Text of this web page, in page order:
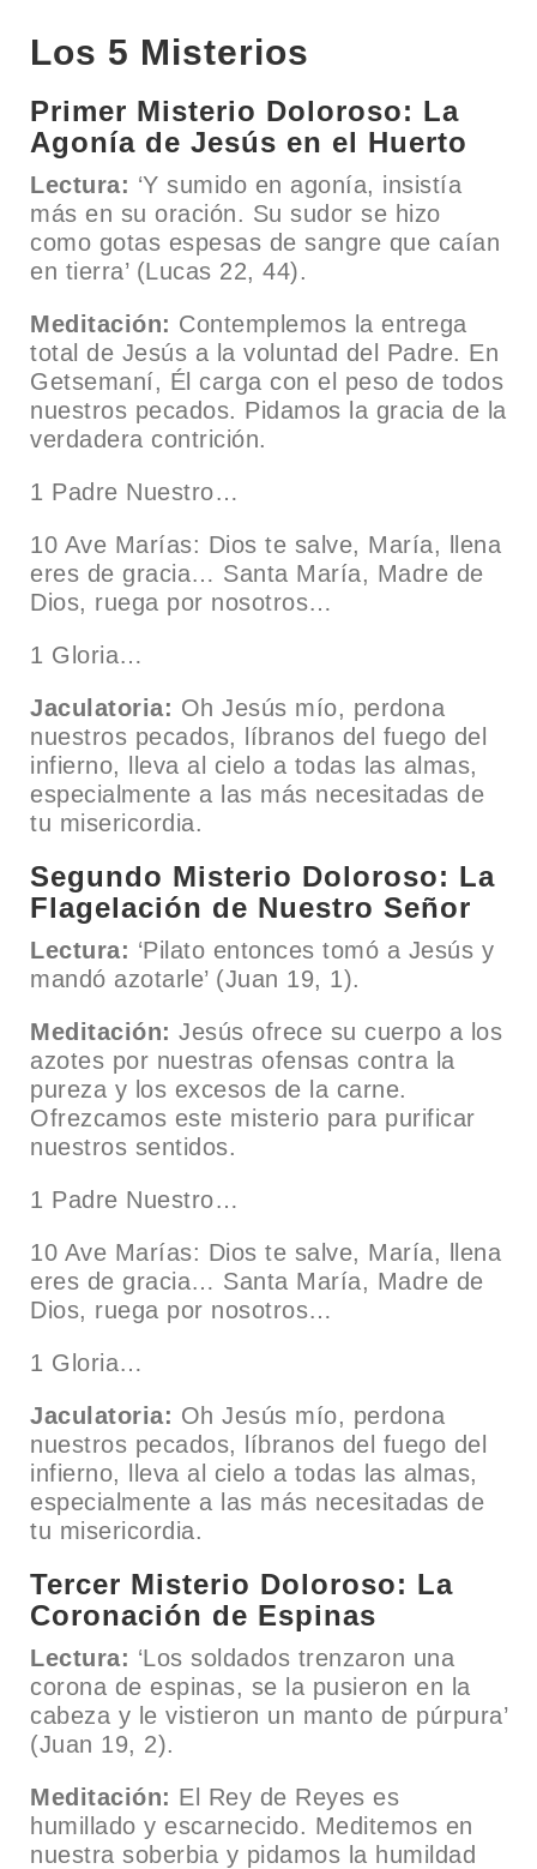
Los 5 Misterios
Primer Misterio Doloroso: La
Agonía de Jesús en el Huerto
Lectura: ‘Y sumido en agonía, insistía
más en su oración. Su sudor se hizo
como gotas espesas de sangre que caían
en tierra’ (Lucas 22, 44).
Meditación: Contemplemos la entrega
total de Jesús a la voluntad del Padre. En
Getsemaní, Él carga con el peso de todos
nuestros pecados. Pidamos la gracia de la
verdadera contrición.
1 Padre Nuestro…
10 Ave Marías: Dios te salve, María, llena
eres de gracia… Santa María, Madre de
Dios, ruega por nosotros…
1 Gloria…
Jaculatoria: Oh Jesús mío, perdona
nuestros pecados, líbranos del fuego del
infierno, lleva al cielo a todas las almas,
especialmente a las más necesitadas de
tu misericordia.
Segundo Misterio Doloroso: La
Flagelación de Nuestro Señor
Lectura: ‘Pilato entonces tomó a Jesús y
mandó azotarle’ (Juan 19, 1).
Meditación: Jesús ofrece su cuerpo a los
azotes por nuestras ofensas contra la
pureza y los excesos de la carne.
Ofrezcamos este misterio para purificar
nuestros sentidos.
1 Padre Nuestro…
10 Ave Marías: Dios te salve, María, llena
eres de gracia… Santa María, Madre de
Dios, ruega por nosotros…
1 Gloria…
Jaculatoria: Oh Jesús mío, perdona
nuestros pecados, líbranos del fuego del
infierno, lleva al cielo a todas las almas,
especialmente a las más necesitadas de
tu misericordia.
Tercer Misterio Doloroso: La
Coronación de Espinas
Lectura: ‘Los soldados trenzaron una
corona de espinas, se la pusieron en la
cabeza y le vistieron un manto de púrpura’
(Juan 19, 2).
Meditación: El Rey de Reyes es
humillado y escarnecido. Meditemos en
nuestra soberbia y pidamos la humildad